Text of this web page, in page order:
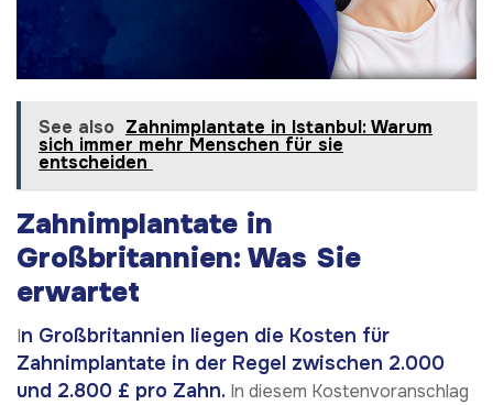
See also Zahnimplantate in Istanbul: Warum
sich immer mehr Menschen für sie
entscheiden
Zahnimplantate in
Großbritannien: Was Sie
erwartet
In Großbritannien liegen die Kosten für
Zahnimplantate in der Regel zwischen 2.000
und 2.800 £ pro Zahn. In diesem Kostenvoranschlag